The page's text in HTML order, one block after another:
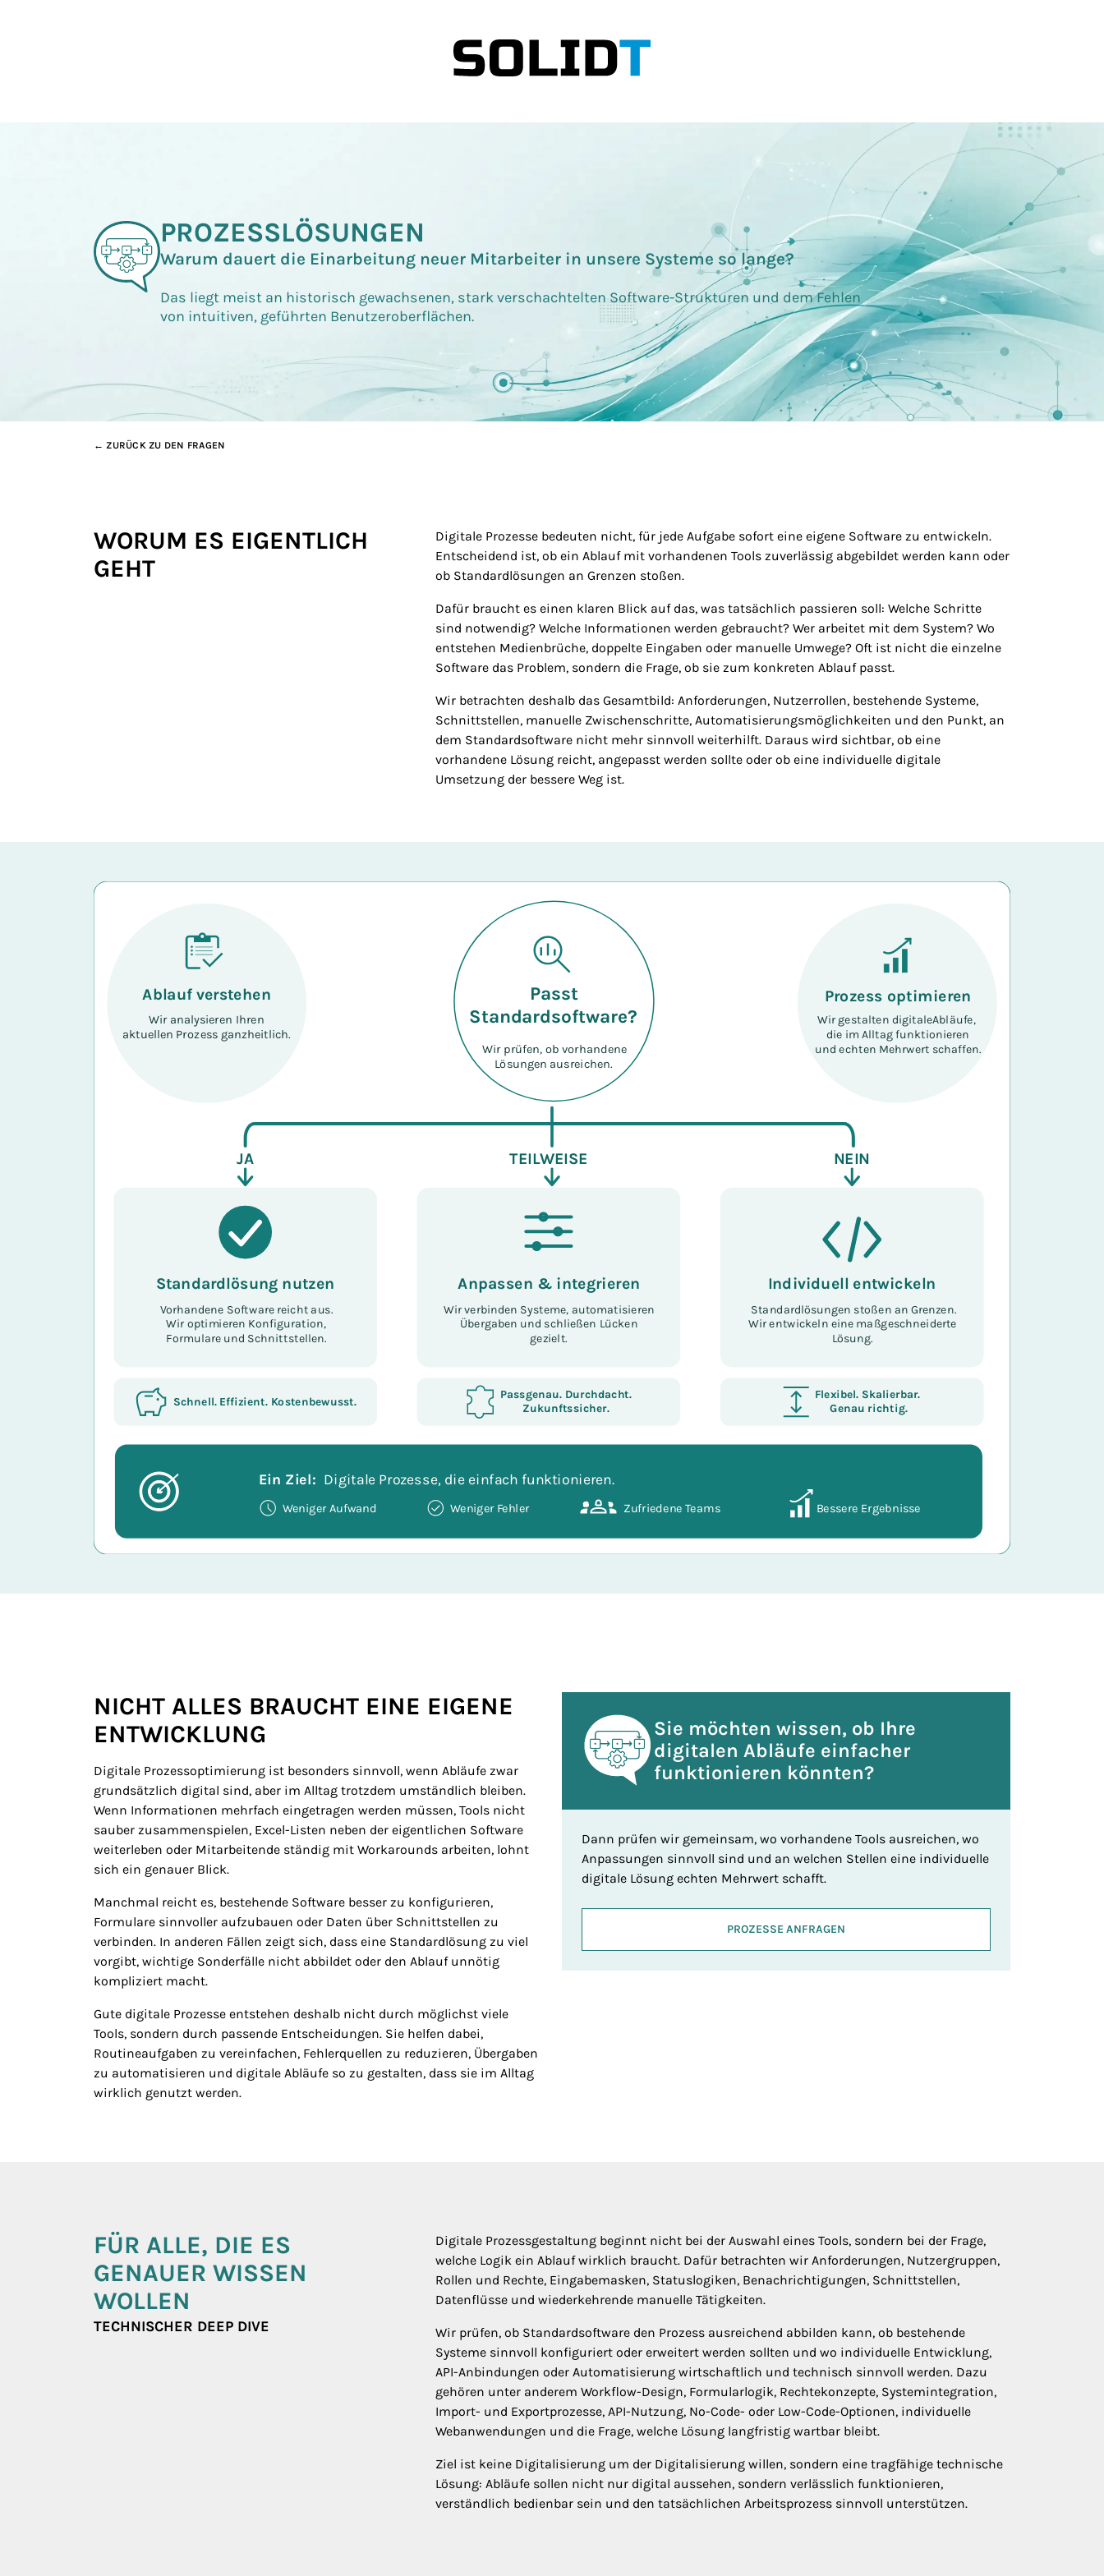
PROZESSLÖSUNGEN
Warum dauert die Einarbeitung neuer Mitarbeiter in unsere Systeme so lange?
Das liegt meist an historisch gewachsenen, stark verschachtelten Software-Strukturen und dem Fehlen
von intuitiven, geführten Benutzeroberflächen.
← ZURÜCK ZU DEN FRAGEN
WORUM ES EIGENTLICH
GEHT
Digitale Prozesse bedeuten nicht, für jede Aufgabe sofort eine eigene Software zu entwickeln.
Entscheidend ist, ob ein Ablauf mit vorhandenen Tools zuverlässig abgebildet werden kann oder
ob Standardlösungen an Grenzen stoßen.
Dafür braucht es einen klaren Blick auf das, was tatsächlich passieren soll: Welche Schritte
sind notwendig? Welche Informationen werden gebraucht? Wer arbeitet mit dem System? Wo
entstehen Medienbrüche, doppelte Eingaben oder manuelle Umwege? Oft ist nicht die einzelne
Software das Problem, sondern die Frage, ob sie zum konkreten Ablauf passt.
Wir betrachten deshalb das Gesamtbild: Anforderungen, Nutzerrollen, bestehende Systeme,
Schnittstellen, manuelle Zwischenschritte, Automatisierungsmöglichkeiten und den Punkt, an
dem Standardsoftware nicht mehr sinnvoll weiterhilft. Daraus wird sichtbar, ob eine
vorhandene Lösung reicht, angepasst werden sollte oder ob eine individuelle digitale
Umsetzung der bessere Weg ist.
NICHT ALLES BRAUCHT EINE EIGENE
ENTWICKLUNG
Digitale Prozessoptimierung ist besonders sinnvoll, wenn Abläufe zwar
grundsätzlich digital sind, aber im Alltag trotzdem umständlich bleiben.
Wenn Informationen mehrfach eingetragen werden müssen, Tools nicht
sauber zusammenspielen, Excel-Listen neben der eigentlichen Software
weiterleben oder Mitarbeitende ständig mit Workarounds arbeiten, lohnt
sich ein genauer Blick.
Manchmal reicht es, bestehende Software besser zu konfigurieren,
Formulare sinnvoller aufzubauen oder Daten über Schnittstellen zu
verbinden. In anderen Fällen zeigt sich, dass eine Standardlösung zu viel
vorgibt, wichtige Sonderfälle nicht abbildet oder den Ablauf unnötig
kompliziert macht.
Gute digitale Prozesse entstehen deshalb nicht durch möglichst viele
Tools, sondern durch passende Entscheidungen. Sie helfen dabei,
Routineaufgaben zu vereinfachen, Fehlerquellen zu reduzieren, Übergaben
zu automatisieren und digitale Abläufe so zu gestalten, dass sie im Alltag
wirklich genutzt werden.
Sie möchten wissen, ob Ihre
digitalen Abläufe einfacher
funktionieren könnten?
Dann prüfen wir gemeinsam, wo vorhandene Tools ausreichen, wo
Anpassungen sinnvoll sind und an welchen Stellen eine individuelle
digitale Lösung echten Mehrwert schafft.
PROZESSE ANFRAGEN
FÜR ALLE, DIE ES
GENAUER WISSEN
WOLLEN
TECHNISCHER DEEP DIVE
Digitale Prozessgestaltung beginnt nicht bei der Auswahl eines Tools, sondern bei der Frage,
welche Logik ein Ablauf wirklich braucht. Dafür betrachten wir Anforderungen, Nutzergruppen,
Rollen und Rechte, Eingabemasken, Statuslogiken, Benachrichtigungen, Schnittstellen,
Datenflüsse und wiederkehrende manuelle Tätigkeiten.
Wir prüfen, ob Standardsoftware den Prozess ausreichend abbilden kann, ob bestehende
Systeme sinnvoll konfiguriert oder erweitert werden sollten und wo individuelle Entwicklung,
API-Anbindungen oder Automatisierung wirtschaftlich und technisch sinnvoll werden. Dazu
gehören unter anderem Workflow-Design, Formularlogik, Rechtekonzepte, Systemintegration,
Import- und Exportprozesse, API-Nutzung, No-Code- oder Low-Code-Optionen, individuelle
Webanwendungen und die Frage, welche Lösung langfristig wartbar bleibt.
Ziel ist keine Digitalisierung um der Digitalisierung willen, sondern eine tragfähige technische
Lösung: Abläufe sollen nicht nur digital aussehen, sondern verlässlich funktionieren,
verständlich bedienbar sein und den tatsächlichen Arbeitsprozess sinnvoll unterstützen.